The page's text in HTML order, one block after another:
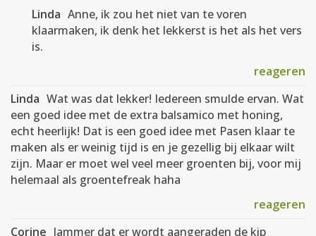
Linda Anne, ik zou het niet van te voren
klaarmaken, ik denk het lekkerst is het als het vers
is.
reageren
Linda Wat was dat lekker! Iedereen smulde ervan. Wat
een goed idee met de extra balsamico met honing,
echt heerlijk! Dat is een goed idee met Pasen klaar te
maken als er weinig tijd is en je gezellig bij elkaar wilt
zijn. Maar er moet wel veel meer groenten bij, voor mij
helemaal als groentefreak haha
reageren
Corine Jammer dat er wordt aangeraden de kip